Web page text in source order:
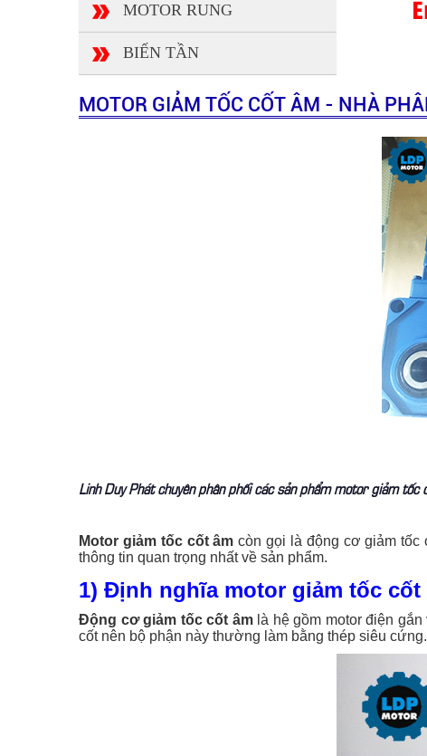
MOTOR RUNG
BIẾN TẦN
MOTOR GIẢM TỐC CỐT ÂM - NHÀ
Linh Duy Phát chuyên phân phối các sản phẩm motor giảm
Motor giảm tốc cốt âm còn gọi là động cơ giảm tốc
thông tin quan trọng nhất về sản phẩm.
1) Định nghĩa motor giảm tốc cốt
Động cơ giảm tốc cốt âmlà hệ gồm motor điện gắn
cốt nên bộ phận này thường làm bằng thép siêu